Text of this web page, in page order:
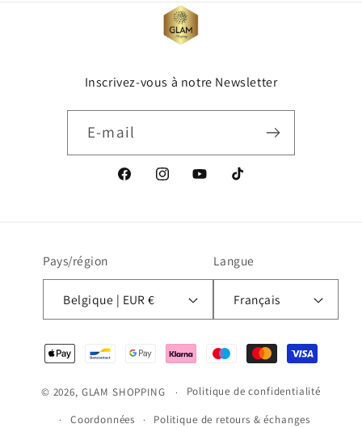
Inscrivez-vous à notre Newsletter
E-mail
FacebookInstagramYouTubeTikTok
Pays/région
Belgique | EUR €
Langue
Français
Moyens
de
paiement
© 2026, GLAM SHOPPING Politique de confidentialité
Coordonnées Politique de retours & échanges